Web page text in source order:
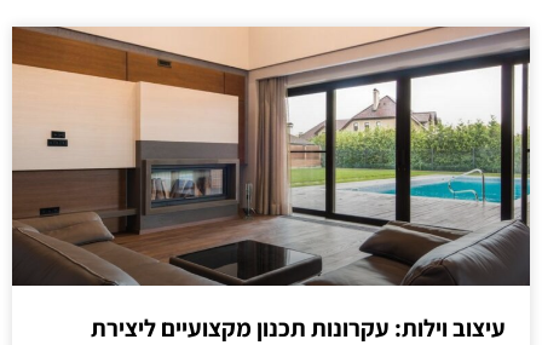
עיצוב וילות: עקרונות תכנון מקצועיים ליצירת